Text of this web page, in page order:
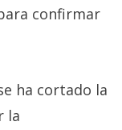
confirmar
ha cortado la
la